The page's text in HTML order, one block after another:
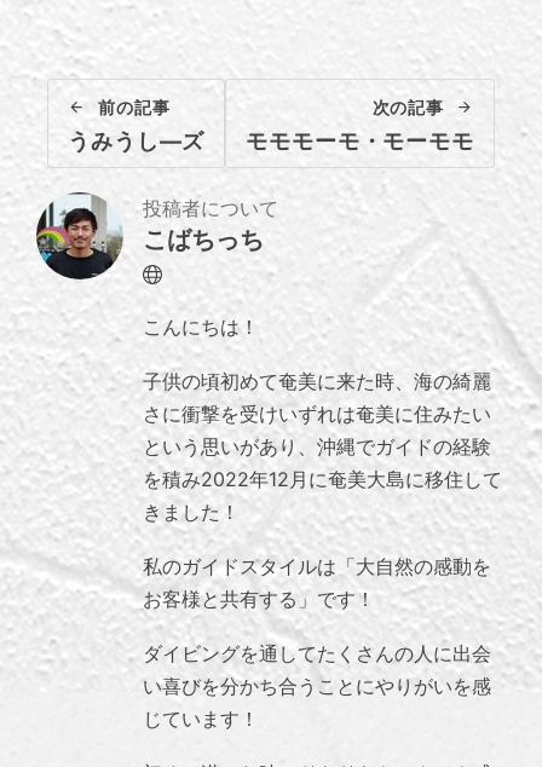
前の記事
うみうし―ズ
次の記事
モモモーモ・モーモモ
投稿者について
こばちっち
Website
こんにちは！
子供の頃初めて奄美に来た時、海の綺麗
さに衝撃を受けいずれは奄美に住みたい
という思いがあり、沖縄でガイドの経験
を積み2022年12月に奄美大島に移住して
きました！
私のガイドスタイルは「大自然の感動を
お客様と共有する」です！
ダイビングを通してたくさんの人に出会
い喜びを分かち合うことにやりがいを感
じています！